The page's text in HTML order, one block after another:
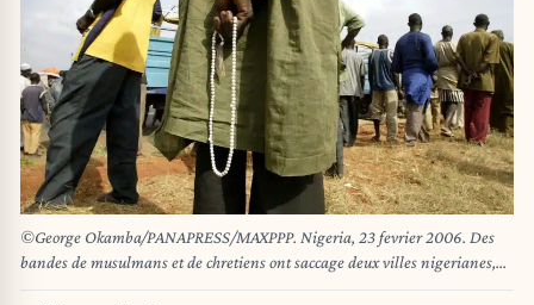
©George Okamba/PANAPRESS/MAXPPP. Nigeria, 23 fevrier 2006. Des
bandes de musulmans et de chretiens ont saccage deux villes nigerianes,
tuant des centaines de personnes au cours des violences qui ont suivi les